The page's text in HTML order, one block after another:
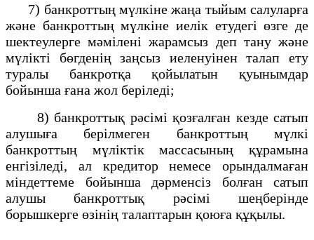
7) банкроттың мүлкіне жаңа тыйым салуларға
және банкроттың мүлкіне иелік етудегі өзге де
шектеулерге мәмілені жарамсыз деп тану және
мүлікті бөгденің заңсыз иеленуінен талап ету
туралы банкротқа қойылатын қуынымдар
бойынша ғана жол беріледі;
8) банкроттық рәсімі қозғалған кезде сатып
алушыға берілмеген банкроттың мүлкі
банкроттың мүліктік массасының құрамына
енгізіледі, ал кредитор немесе орындалмаған
міндеттеме бойынша дәрменсіз болған сатып
алушы банкроттық рәсімі шеңберінде
борышкерге өзінің талаптарын қоюға құқылы.